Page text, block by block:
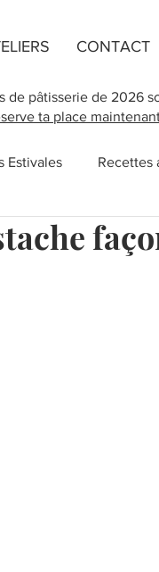
CONTACT
de pâtisserie de 2026
ta place
Estivales Recettes
de Cookies